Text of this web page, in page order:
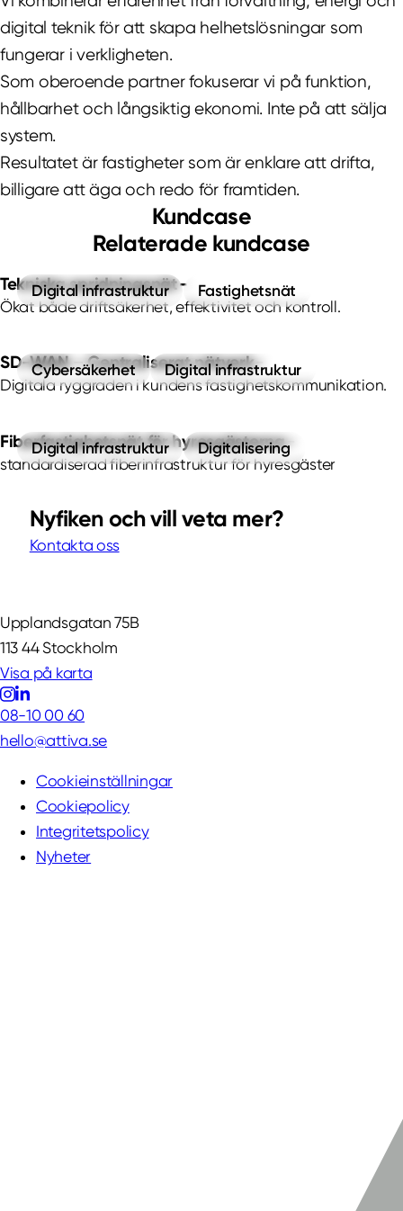
ritningar uppdaterade och funktionsbeskrivningar
tydliga.
Det gör driften enklare och ökar tryggheten vid
framtida ändringar eller överlämningar.
digital teknik för att skapa helhetslösningar som
fungerar i verkligheten.
Som oberoende partner fokuserar vi på funktion,
hållbarhet och långsiktig ekonomi. Inte på att sälja
system.
Resultatet är fastigheter som är enklare att drifta,
billigare att äga och redo för framtiden.
Kundcase
Relaterade kundcase
Digital infrastruktur Fastighetsnät
Tekniska spridningsnät
Ökat både driftsäkerhet, effektivitet och kontroll.
Cybersäkerhet Digital infrastruktur
SD-WAN – Centraliserat nätverk
Digitala ryggraden i kundens fastighetskommunikation.
Digital infrastruktur Digitalisering
Fiberfastighetsnät för hyresgästerna
standardiserad fiberinfrastruktur för hyresgäster
Nyfiken och vill veta mer?
Kontakta oss
Upplandsgatan 75B
113 44 Stockholm
Visa på karta
08-10 00 60
hello@attiva.se
Cookieinställningar
Cookiepolicy
Integritetspolicy
Nyheter